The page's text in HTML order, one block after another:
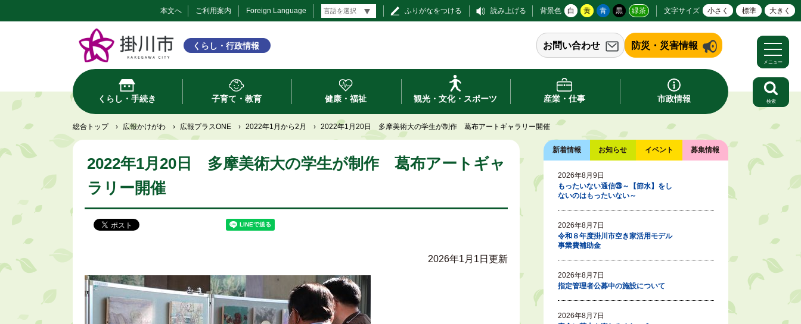
本文へ ご利用案内 Foreign Language ふりがなをつける 読み上げる 背景色 白 黄 青 黒 緑茶 文字サイズ 小さく 標準 大きく
くらし・行政情報 お問い合わせ 防災・災害情報
くらし・手続き 子育て・教育 健康・福祉 観光・文化・スポーツ 産業・仕事 市政情報
メニュー
検索
総合トップ › 広報かけがわ › 広報プラスONE › 2022年1月から2月 › 2022年1月20日 多摩美術大の学生が制作 葛布アートギャラリー開催
2022年1月20日 多摩美術大の学生が制作 葛布アートギャ
ラリー開催
2026年1月1日更新
新着情報 お知らせ イベント 募集情報
2026年8月9日
もったいない通信㉘～【節水】をし
ないのはもったいない～
2026年8月7日
令和８年度掛川市空き家活用モデル
事業費補助金
2026年8月7日
指定管理者公募中の施設について
2026年8月7日